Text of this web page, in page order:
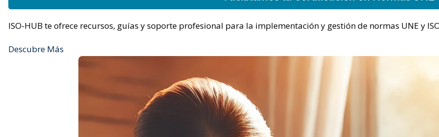
ISO-HUB te ofrece recursos, guías y soporte profesional para la implementación y gestión de normas UNE y
Descubre Más